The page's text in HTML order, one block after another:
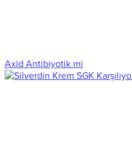
Axid Antibiyotik mi